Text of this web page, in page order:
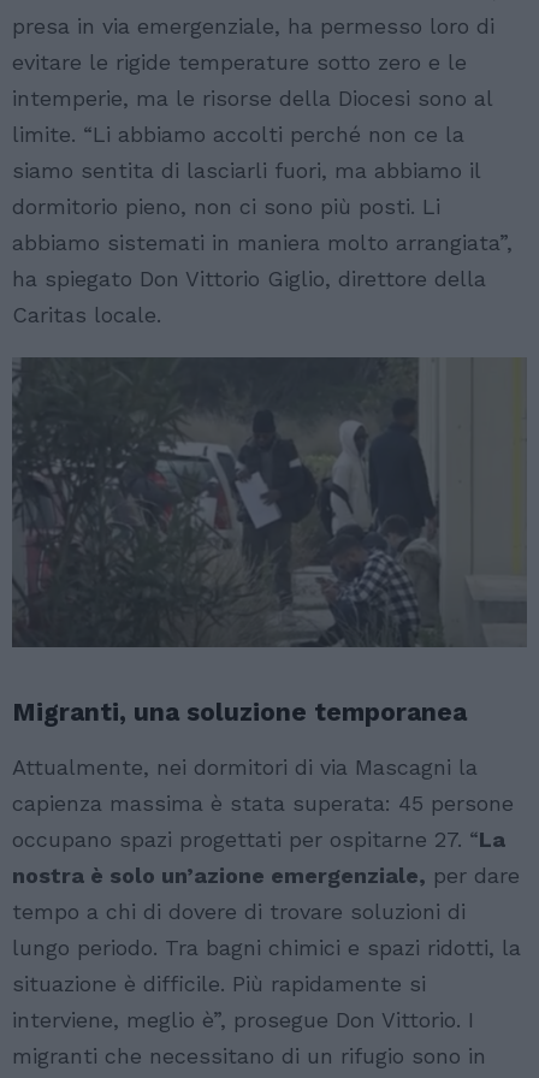
presa in via emergenziale, ha permesso loro di
evitare le rigide temperature sotto zero e le
intemperie, ma le risorse della Diocesi sono al
limite. “Li abbiamo accolti perché non ce la
siamo sentita di lasciarli fuori, ma abbiamo il
dormitorio pieno, non ci sono più posti. Li
abbiamo sistemati in maniera molto arrangiata”,
ha spiegato Don Vittorio Giglio, direttore della
Caritas locale.
Migranti, una soluzione temporanea
Attualmente, nei dormitori di via Mascagni la
capienza massima è stata superata: 45 persone
occupano spazi progettati per ospitarne 27. “La
nostra è solo un’azione emergenziale, per dare
tempo a chi di dovere di trovare soluzioni di
lungo periodo. Tra bagni chimici e spazi ridotti, la
situazione è difficile. Più rapidamente si
interviene, meglio è”, prosegue Don Vittorio. I
migranti che necessitano di un rifugio sono in